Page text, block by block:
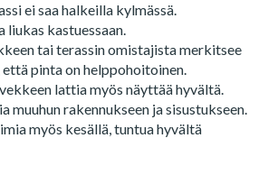
ei saa halkeilla kylmässä.
liukas kastuessaan.
tai terassin omistajista merkitsee
että pinta on helppohoitoinen.
lattia myös näyttää hyvältä.
muuhun rakennukseen ja sisustukseen.
myös kesällä, tuntua hyvältä